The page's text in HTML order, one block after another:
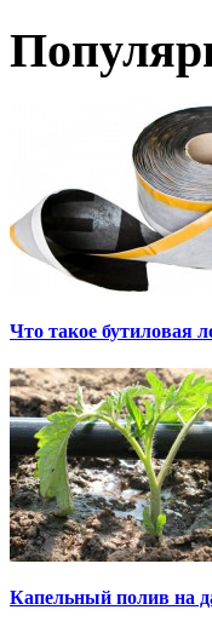
Что такое бутиловая
Капельный полив на